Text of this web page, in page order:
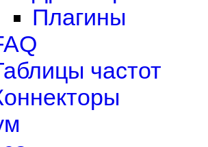
Плагины
частот